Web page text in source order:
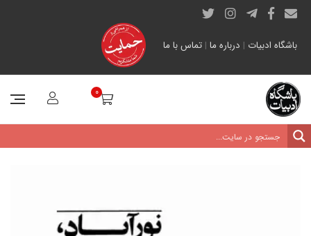
باشگاه ادبیات | درباره ما | تماس با ما
0